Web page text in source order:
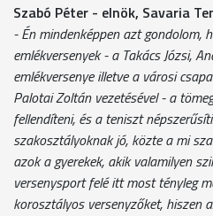
Szabó Péter - elnök, Savaria
- Én mindenképpen azt gondolom,
emlékversenyek - a Takács Józsi,
emlékversenye illetve a városi
Palotai Zoltán vezetésével - a
fellendíteni, és a teniszt
szakosztályoknak jó, közte a mi
azok a gyerekek, akik valamilyen
versenysport felé itt most tényleg
korosztályos versenyzőket, hiszen